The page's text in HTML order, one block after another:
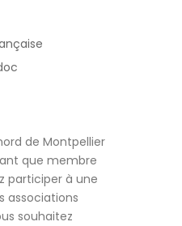
de Montpellier
que membre
participer à une
associations
souhaitez